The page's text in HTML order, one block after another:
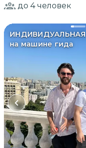
до 4человек
ИНДИВИДУАЛЬНАЯ
на машине гида